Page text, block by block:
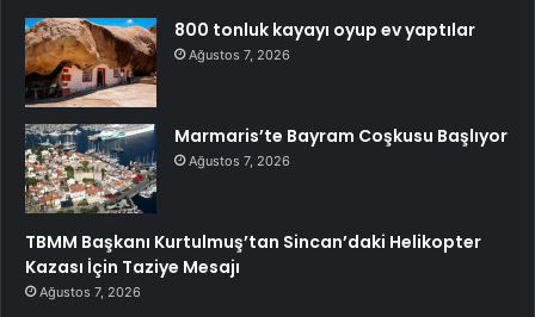
800 tonluk kayayı oyup ev yaptılar
Ağustos 7, 2026
Marmaris’te Bayram Coşkusu Başlıyor
Ağustos 7, 2026
TBMM Başkanı Kurtulmuş’tan Sincan’daki Helikopter
Kazası İçin Taziye Mesajı
Ağustos 7, 2026